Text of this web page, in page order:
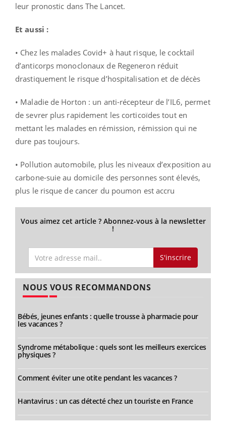
leur pronostic dans The Lancet.
Et aussi :
• Chez les malades Covid+ à haut risque, le cocktail
d’anticorps monoclonaux de Regeneron réduit
drastiquement le risque d’hospitalisation et de décès
• Maladie de Horton : un anti-récepteur de l’IL6, permet
de sevrer plus rapidement les corticoïdes tout en
mettant les malades en rémission, rémission qui ne
dure pas toujours.
• Pollution automobile, plus les niveaux d’exposition au
carbone-suie au domicile des personnes sont élevés,
plus le risque de cancer du poumon est accru
Vous aimez cet article ? Abonnez-vous à la newsletter
!
S'inscrire
NOUS VOUS RECOMMANDONS
Bébés, jeunes enfants : quelle trousse à pharmacie pour
les vacances ?
Syndrome métabolique : quels sont les meilleurs exercices
physiques ?
Comment éviter une otite pendant les vacances ?
Hantavirus : un cas détecté chez un touriste en France